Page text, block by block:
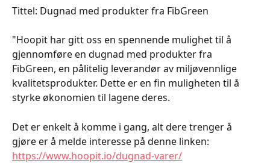
Tittel: Dugnad med produkter fra FibGreen
"Hoopit har gitt oss en spennende mulighet til å
gjennomføre en dugnad med produkter fra
FibGreen, en pålitelig leverandør av miljøvennlige
kvalitetsprodukter. Dette er en fin muligheten til å
styrke økonomien til lagene deres.
Det er enkelt å komme i gang, alt dere trenger å
gjøre er å melde interesse på denne linken:
https://www.hoopit.io/dugnad-varer/